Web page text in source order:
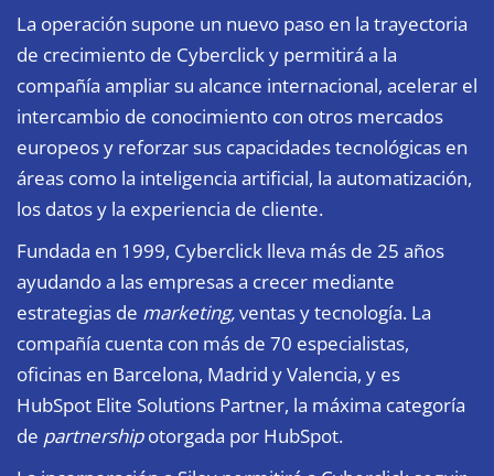
La operación supone un nuevo paso en la trayectoria
de crecimiento de Cyberclick y permitirá a la
compañía ampliar su alcance internacional, acelerar el
intercambio de conocimiento con otros mercados
europeos y reforzar sus capacidades tecnológicas en
áreas como la inteligencia artificial, la automatización,
los datos y la experiencia de cliente.
Fundada en 1999, Cyberclick lleva más de 25 años
ayudando a las empresas a crecer mediante
estrategias de marketing,ventas y tecnología. La
compañía cuenta con más de 70 especialistas,
oficinas en Barcelona, Madrid y Valencia, y es
HubSpot Elite Solutions Partner, la máxima categoría
de partnershipotorgada por HubSpot.